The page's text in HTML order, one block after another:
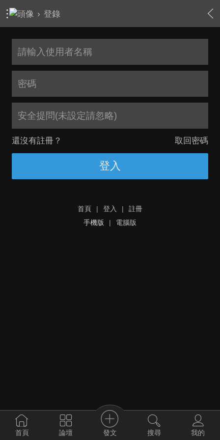
› 登錄
安全提問(未設定請忽略)
還沒有註冊？ 取回密碼
登入
首頁 | 登入 |
註冊
手機版
| 電腦版
首頁 論壇 發文 搜尋 我的